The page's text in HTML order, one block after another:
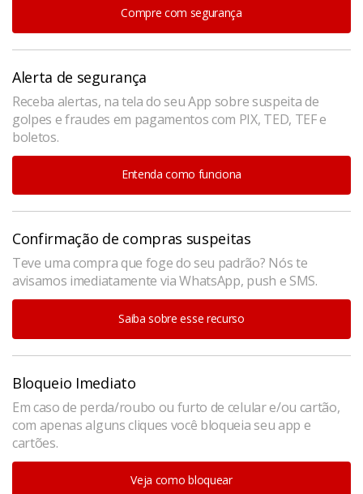
Compre com segurança
Alerta de segurança
Receba alertas, na tela do seu App sobre suspeita de
golpes e fraudes em pagamentos com PIX, TED, TEF e
boletos.
Entenda como funciona
Confirmação de compras suspeitas
Teve uma compra que foge do seu padrão? Nós te
avisamos imediatamente via WhatsApp, push e SMS.
Saiba sobre esse recurso
Bloqueio Imediato
Em caso de perda/roubo ou furto de celular e/ou cartão,
com apenas alguns cliques você bloqueia seu app e
cartões.
Veja como bloquear